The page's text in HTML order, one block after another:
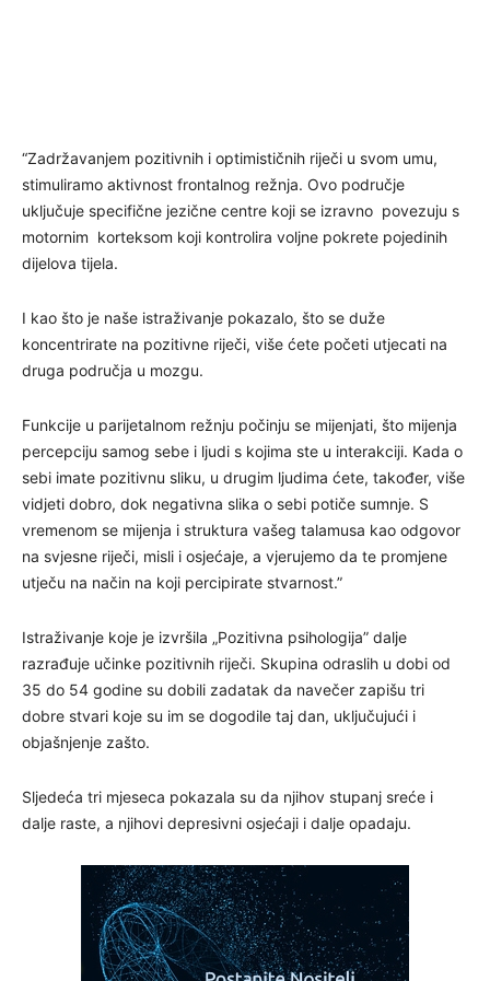
“Zadržavanjem pozitivnih i optimističnih riječi u svom umu,
stimuliramo aktivnost frontalnog režnja. Ovo područje
uključuje specifične jezične centre koji se izravno povezuju s
motornim korteksom koji kontrolira voljne pokrete pojedinih
dijelova tijela.
I kao što je naše istraživanje pokazalo, što se duže
koncentrirate na pozitivne riječi, više ćete početi utjecati na
druga područja u mozgu.
Funkcije u parijetalnom režnju počinju se mijenjati, što mijenja
percepciju samog sebe i ljudi s kojima ste u interakciji. Kada o
sebi imate pozitivnu sliku, u drugim ljudima ćete, također, više
vidjeti dobro, dok negativna slika o sebi potiče sumnje. S
vremenom se mijenja i struktura vašeg talamusa kao odgovor
na svjesne riječi, misli i osjećaje, a vjerujemo da te promjene
utječu na način na koji percipirate stvarnost.”
Istraživanje koje je izvršila „Pozitivna psihologija” dalje
razrađuje učinke pozitivnih riječi. Skupina odraslih u dobi od
35 do 54 godine su dobili zadatak da navečer zapišu tri
dobre stvari koje su im se dogodile taj dan, uključujući i
objašnjenje zašto.
Sljedeća tri mjeseca pokazala su da njihov stupanj sreće i
dalje raste, a njihovi depresivni osjećaji i dalje opadaju.